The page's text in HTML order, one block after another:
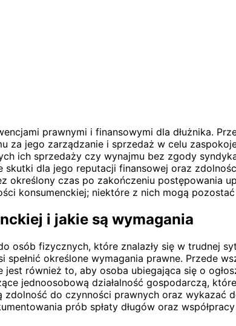
prawnymi i finansowymi dla dłużnika.
jego zarządzanie i sprzedaż w celu
ich sprzedaży czy wynajmu bez zgody
skutki dla jego reputacji finansowej oraz
czas po zakończeniu postępowania
konsumenckiej; niektóre z nich mogą
i jakie są wymagania
osób fizycznych, które znalazły się w trudnej
określone wymagania prawne. Przede
również to, aby osoba ubiegająca się o
jednoosobową działalność gospodarczą,
zdolność do czynności prawnych oraz
prób spłaty długów oraz